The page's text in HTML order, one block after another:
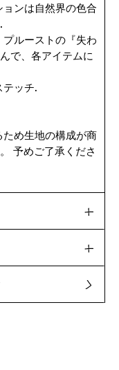
ンは自然界の色合
ルーストの『失わ
で、各アイテムに
テッチ.
め生地の構成が商
予めご了承くださ